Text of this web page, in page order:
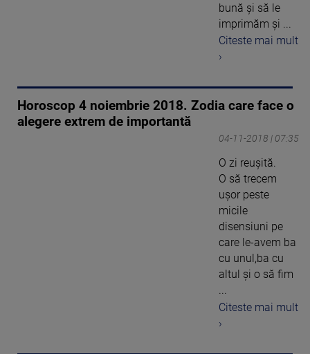
bună şi să le
imprimăm şi ...
Citeste mai mult
›
Horoscop 4 noiembrie 2018. Zodia care face o
alegere extrem de importantă
04-11-2018 | 07:35
O zi reuşită.
O să trecem
uşor peste
micile
disensiuni pe
care le-avem ba
cu unul,ba cu
altul şi o să fim
...
Citeste mai mult
›